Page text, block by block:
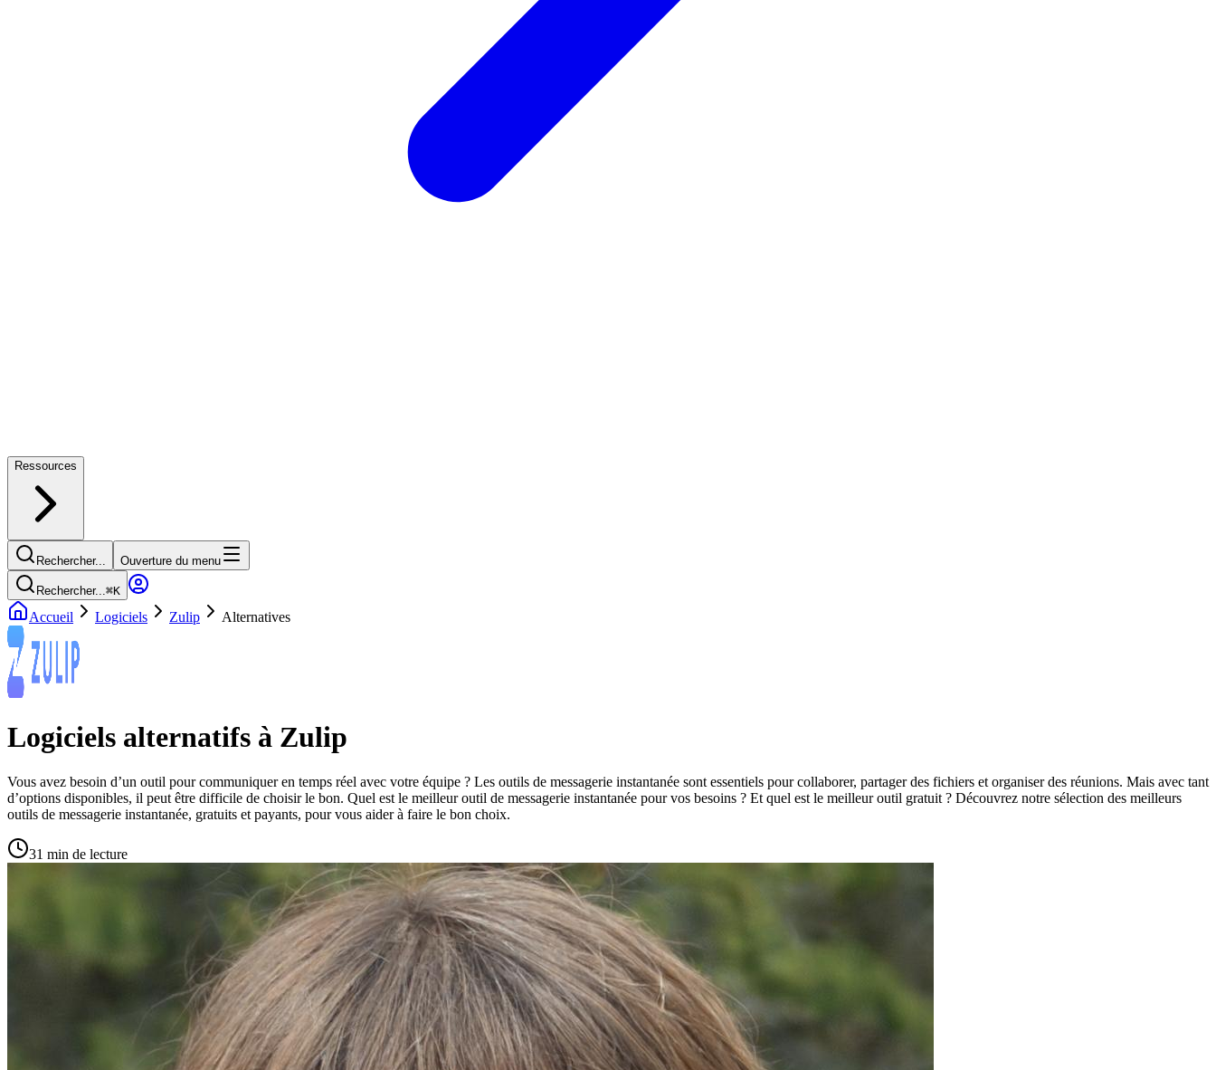
Ressources
Rechercher... Ouverture du menu
Rechercher...⌘K
Accueil Logiciels Zulip Alternatives
Logiciels alternatifs à Zulip
Vous avez besoin d’un outil pour communiquer en temps réel avec votre équipe ? Les outils de messagerie instantanée sont essentiels pour collaborer, partager des fichiers et organiser des réunions. Mais avec tant
d’options disponibles, il peut être difficile de choisir le bon. Quel est le meilleur outil de messagerie instantanée pour vos besoins ? Et quel est le meilleur outil gratuit ? Découvrez notre sélection des meilleurs
outils de messagerie instantanée, gratuits et payants, pour vous aider à faire le bon choix.
31 min de lecture